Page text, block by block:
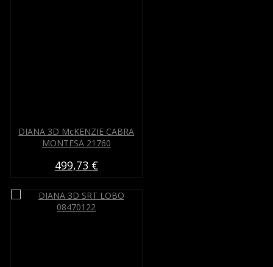
DIANA 3D McKENZIE CABRA
MONTESA 21760
499,73 €